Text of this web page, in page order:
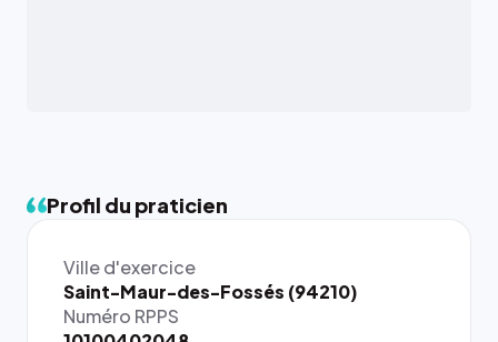
Profil du praticien
Ville d'exercice
Saint-Maur-des-Fossés (94210)
Numéro RPPS
{# 40×40
: la taille
rendue par